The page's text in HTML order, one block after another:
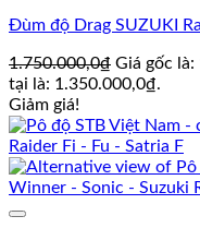
Đùm độ Drag SUZUKI
1.750.000,0₫ Giá gốc
tại là: 1.350.000,0₫.
Giảm giá!